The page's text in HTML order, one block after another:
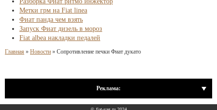
Метки грм на Fiat linea
Фиат панда чем взять
Запуск Фиат дизель в мороз
Fiat albea накладки педалей
Главная » Новости » Сопротивление печки Фиат дукато
Реклама: